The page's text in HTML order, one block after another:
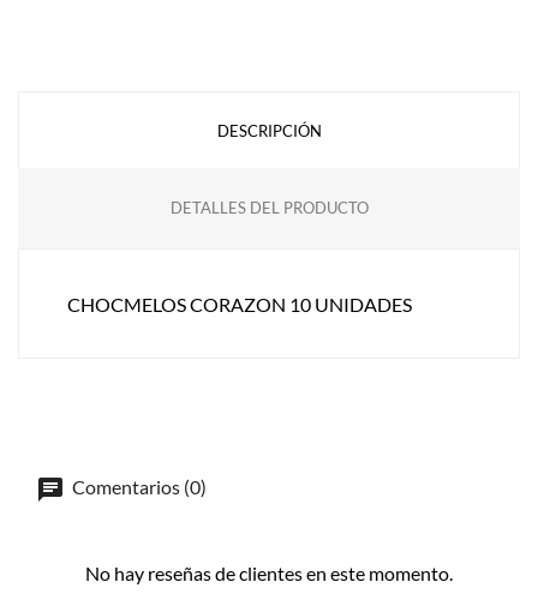
DESCRIPCIÓN
DETALLES DEL PRODUCTO
CHOCMELOS CORAZON 10 UNIDADES
Comentarios (0)
No hay reseñas de clientes en este momento.